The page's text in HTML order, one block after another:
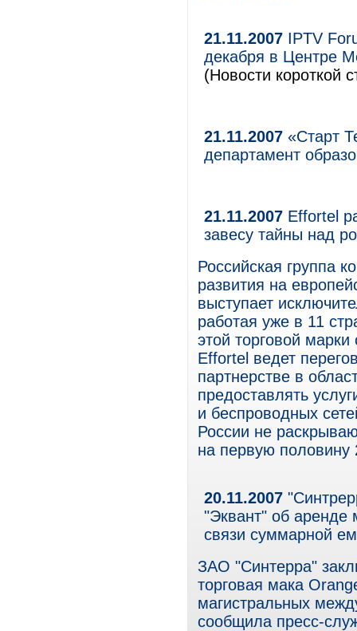
21.11.2007 IPTV
декабря в Центре
(Новости короткой
21.11.2007 «Старт
департамент
21.11.2007 Effortel
завесу тайны над
Российская группа
развития на
выступает
работая уже в 11
этой торговой
Effortel ведет
партнерстве в
предоставлять
и беспроводных
России не
на первую половину
20.11.2007
"Эквант" об аренде
связи суммарной
ЗАО "Синтерра"
торговая мака
магистральных
сообщила пресс-